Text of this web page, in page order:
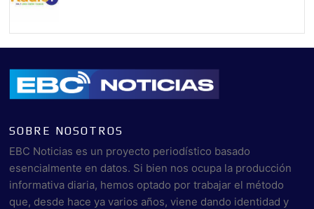
SOBRE NOSOTROS
EBC Noticias es un proyecto periodístico basado
esencialmente en datos. Si bien nos ocupa la producción
informativa diaria, hemos optado por trabajar el método
que, desde hace ya varios años, viene dando identidad y